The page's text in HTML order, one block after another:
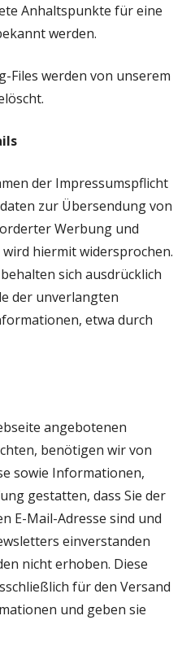
Anhaltspunkte für eine
werden.
Files werden von unserem
der Impressumspflicht
zur Übersendung von
Werbung und
hiermit widersprochen.
sich ausdrücklich
der unverlangten
etwa durch
angebotenen
benötigen wir von
sowie Informationen,
gestatten, dass Sie der
E-Mail-Adresse sind und
einverstanden
nicht erhoben. Diese
für den Versand
und geben sie